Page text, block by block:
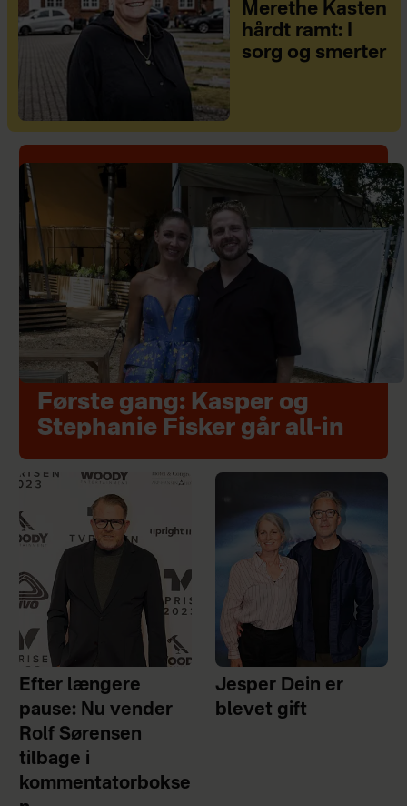
Merethe Kasten
hårdt ramt: I
sorg og smerter
Første gang: Kasper og
Stephanie Fisker går all-in
Efter længere
pause: Nu vender
Rolf Sørensen
tilbage i
kommentatorbokse
Jesper Dein er
blevet gift